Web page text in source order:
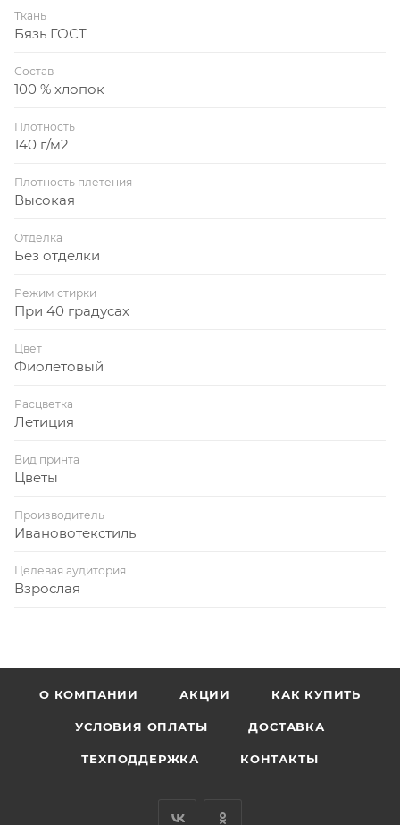
Ткань
Бязь ГОСТ
Состав
100 % хлопок
Плотность
140 г/м2
Плотность плетения
Высокая
Отделка
Без отделки
Режим стирки
При 40 градусах
Цвет
Фиолетовый
Расцветка
Летиция
Вид принта
Цветы
Производитель
Ивановотекстиль
Целевая аудитория
Взрослая
О КОМПАНИИ АКЦИИ КАК КУПИТЬ
УСЛОВИЯ ОПЛАТЫ ДОСТАВКА
ТЕХПОДДЕРЖКА КОНТАКТЫ